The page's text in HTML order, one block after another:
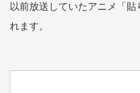
以前放送していたアニメ「
れます。